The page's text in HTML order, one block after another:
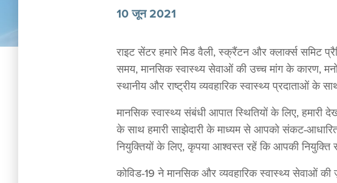
10 जून 2021
राइट सेंटर हमारे मिड वैली, स्क्रैंटन और क्लार्क्स समिट
समय, मानसिक स्वास्थ्य सेवाओं की उच्च मांग के कारण,
स्थानीय और राष्ट्रीय व्यवहारिक स्वास्थ्य प्रदाताओं के
मानसिक स्वास्थ्य संबंधी आपात स्थितियों के लिए,
के साथ हमारी साझेदारी के माध्यम से आपको संकट-
नियुक्तियों के लिए, कृपया आश्वस्त रहें कि आपकी
कोविड-19 ने मानसिक और व्यवहारिक स्वास्थ्य सेवाओं की